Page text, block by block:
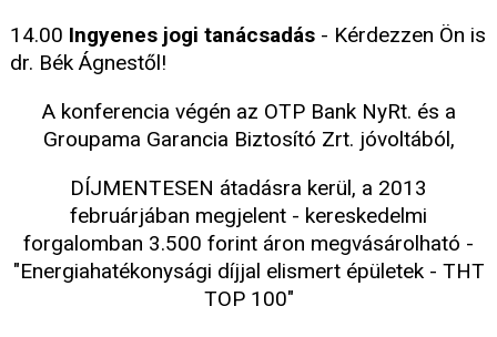
14.00 Ingyenes jogi tanácsadás - Kérdezzen Ön is
dr. Bék Ágnestől!
A konferencia végén az OTP Bank NyRt. és a
Groupama Garancia Biztosító Zrt. jóvoltából,
DÍJMENTESEN átadásra kerül, a 2013
februárjában megjelent - kereskedelmi
forgalomban 3.500 forint áron megvásárolható -
"Energiahatékonysági díjjal elismert épületek - THT
TOP 100"